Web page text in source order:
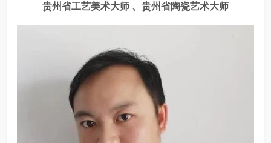
贵州省工艺美术大师 、贵州省陶瓷艺术大师